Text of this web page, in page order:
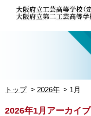
トップ 2026年 1月
2026年1月アーカイブ